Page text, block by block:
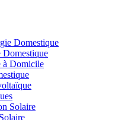
Domestique
Domestique
à Domicile
Solaire